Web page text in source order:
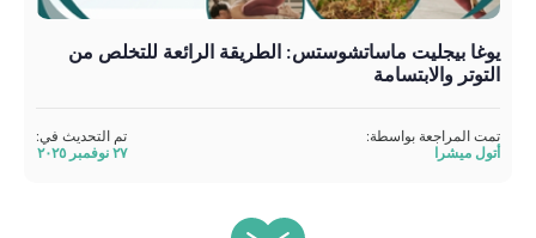
يوغا بيجليت ماساتشوستس: الطريقة الرائعة للتخلص من
التوتر والابتسامة
تمت المراجعة بواسطة:
أتول ميشرا
تم التحديث في:
٢٧ نوفمبر ٢٠٢٥